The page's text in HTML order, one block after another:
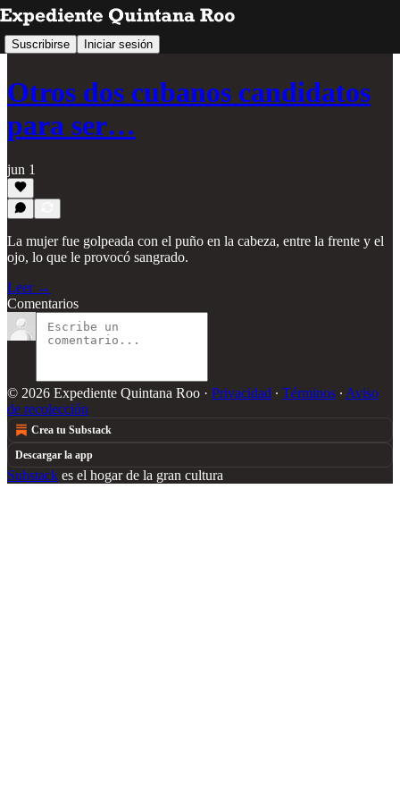
Suscribirse Iniciar sesión
Otros dos cubanos candidatos
para ser…
jun 1
La mujer fue golpeada con el puño en la cabeza, entre la frente y el
ojo, lo que le provocó sangrado.
Leer →
Comentarios
© 2026 Expediente Quintana Roo · Privacidad ∙ Términos ∙ Aviso
de recolección
Crea tu Substack
Descargar la app
Substack es el hogar de la gran cultura